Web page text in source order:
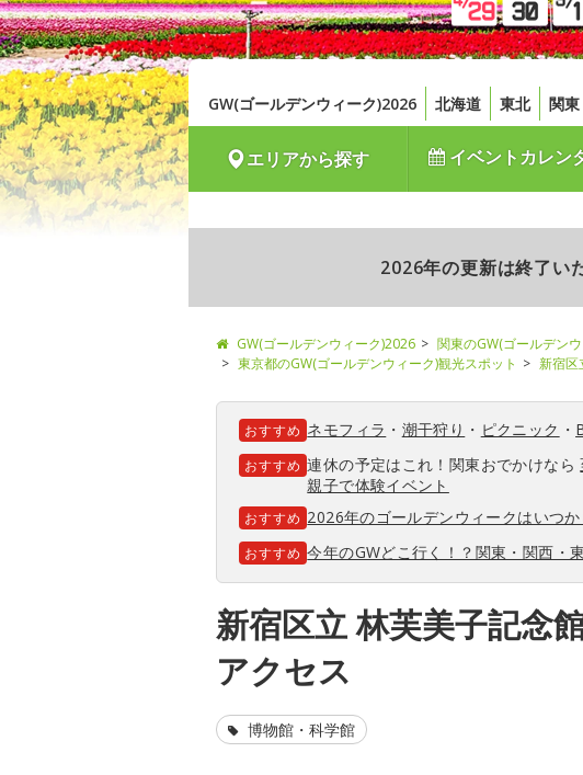
GW(ゴールデンウィーク)2026 北海道 東北 関東
エリアから探す イベントカレン
2026年の更新は終了い
GW(ゴールデンウィーク)2026 関東のGW(ゴールデン
東京都のGW(ゴールデンウィーク)観光スポット
新宿区
おすすめ ネモフィラ ・ 潮干狩り ・ ピクニック ・
おすすめ 連休の予定はこれ！関東おでかけなら
親子で体験イベント
おすすめ 2026年のゴールデンウィークはいつ
おすすめ 今年のGWどこ行く！？関東・関西・
新宿区立 林芙美子記念
アクセス
博物館・科学館